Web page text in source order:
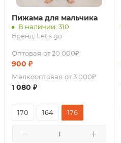
Пижама для мальчика
В наличии: 310
Бренд: Let's go
Оптовая от 20 000₽
900 ₽
Мелкооптовая от 3 000₽
1 080 ₽
170 164 176